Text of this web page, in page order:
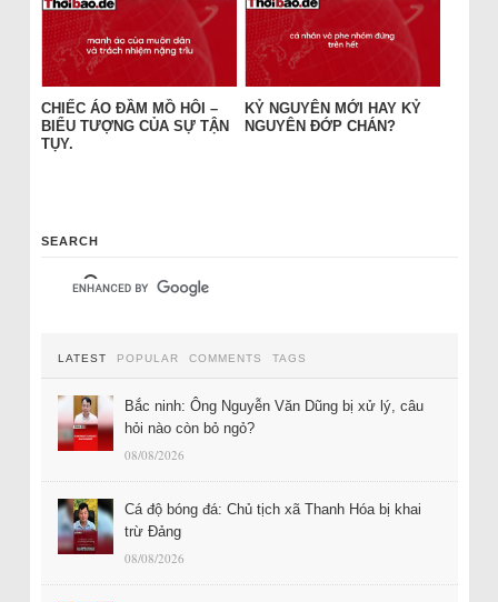
CHIẾC ÁO ĐẦM MỒ HÔI –
BIỂU TƯỢNG CỦA SỰ TẬN
TỤY.
KỶ NGUYÊN MỚI HAY KỶ
NGUYÊN ĐỚP CHÁN?
SEARCH
LATEST POPULAR COMMENTS TAGS
Bắc ninh: Ông Nguyễn Văn Dũng bị xử lý, câu
hỏi nào còn bỏ ngỏ?
08/08/2026
Cá độ bóng đá: Chủ tịch xã Thanh Hóa bị khai
trừ Đảng
08/08/2026